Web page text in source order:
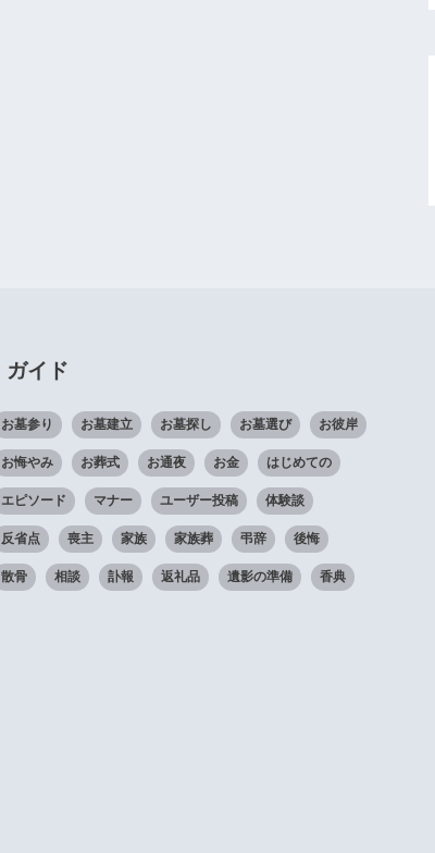
ガイド
お墓参り お墓建立 お墓探し お墓選び お彼岸
お悔やみ お葬式 お通夜 お金 はじめての
エピソード マナー ユーザー投稿 体験談
反省点 喪主 家族 家族葬 弔辞 後悔
散骨 相談 訃報 返礼品 遺影の準備 香典